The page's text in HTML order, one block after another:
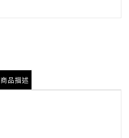
商品描述